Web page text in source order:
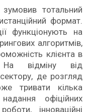
тотальний
формат.
функціонують на
алгоритмів,
клієнта в
відміну від
де розгляд
тривати кілька
офіційних
інноваційні